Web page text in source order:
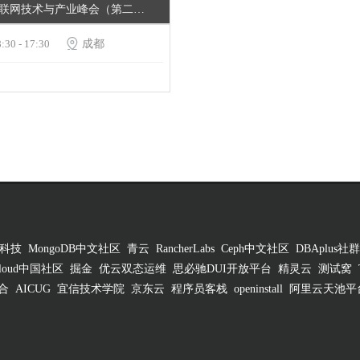
中国企业互联网技术与产业峰会（第二届）
- 17:30  成都
技 MongoDB中文社区 青云 RancherLabs Ceph中文社区
DBAplus社群
中国社区
掘金 优云双态运维 思必驰DUI开放平台 精灵云 测试窝
AICUG 宜信技术学院 京东云 程序员客栈 openinstall 阿里云天池平